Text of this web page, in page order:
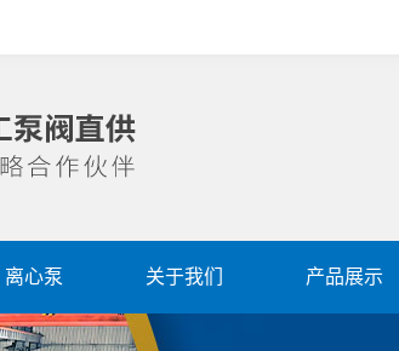
离心泵 关于我们 产品展示